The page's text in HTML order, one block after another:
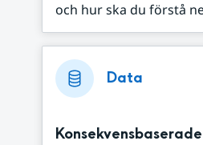
och hur ska du förstå
Data